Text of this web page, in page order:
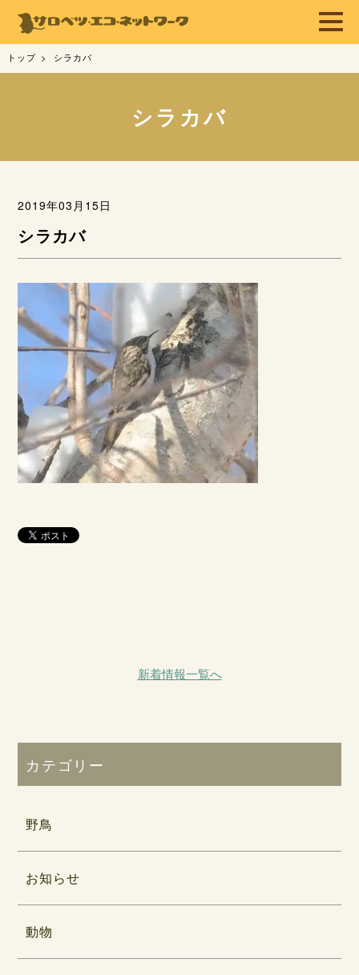
トップ シラカバ
シラカバ
2019年03月15日
シラカバ
新着情報一覧へ
カテゴリー
野鳥
お知らせ
動物